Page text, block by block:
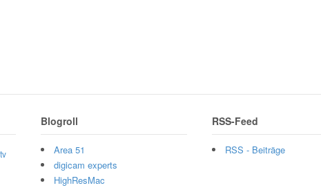
Blogroll
Area 51
digicam experts
HighResMac
RSS-Feed
RSS - Beiträge